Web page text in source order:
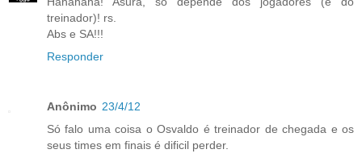
treinador)! rs.
Abs e SA!!!
Responder
Anônimo 23/4/12
Só falo uma coisa o Osvaldo é treinador de chegada e os
seus times em finais é dificil perder.